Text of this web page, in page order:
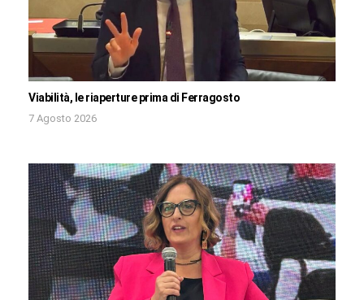
Viabilità, le riaperture prima di Ferragosto
7 Agosto 2026